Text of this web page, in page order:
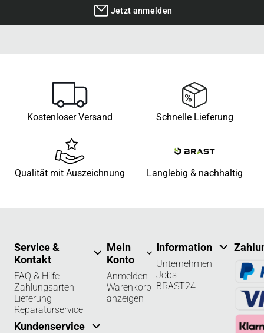
Jetzt anmelden
Kostenloser Versand Schnelle Lieferung
Qualität mit Auszeichnung Langlebig & nachhaltig
Service &
Kontakt
FAQ & Hilfe
Zahlungsarten
Lieferung
Reparaturservice
Kundenservice
Mein
Konto
Anmelden
Warenkorb
anzeigen
Information
Unternehmen
Jobs
BRAST24